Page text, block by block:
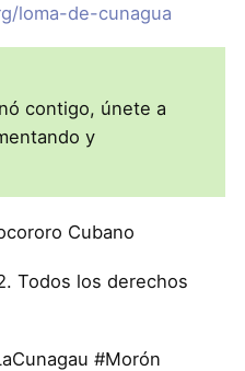
loma-de-cunagua
contigo, únete a
y
Cubano
Todos los derechos
#Morón